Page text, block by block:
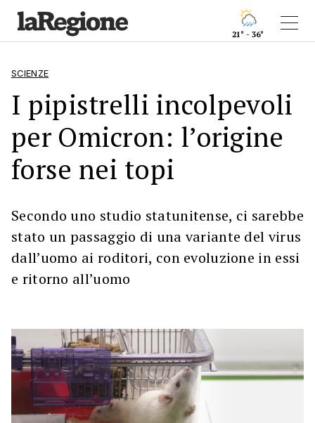
21° - 36°
SCIENZE
I pipistrelli incolpevoli
per Omicron: l’origine
forse nei topi
Secondo uno studio statunitense, ci sarebbe
stato un passaggio di una variante del virus
dall’uomo ai roditori, con evoluzione in essi
e ritorno all’uomo